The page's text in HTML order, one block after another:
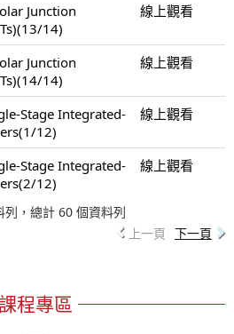
Junction
14)
線上觀看
Junction
14)
線上觀看
Stage Integrated-
12)
線上觀看
Stage Integrated-
12)
線上觀看
列，總計 60 個資料列
上一頁 下一頁
程專區